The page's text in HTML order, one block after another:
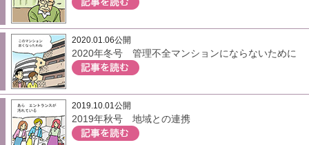
2020.01.06公開
2020年冬号 管理不全マンションにならないために
2019.10.01公開
2019年秋号 地域との連携